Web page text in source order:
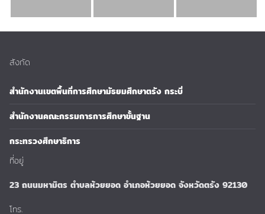
สังกัด
สำนักงานเขตพื้นที่การศึกษามัธยมศึกษาตรัง กระบี่
สำนักงานคณะกรรมการการศึกษาขั้นฐาน
กระทรวงศึกษาธิการ
ที่อยู่
23 ถนนมหามิตร ตำบลห้วยยอด อำเภอห้วยยอด จังหวัดตรัง 92130
โทร.